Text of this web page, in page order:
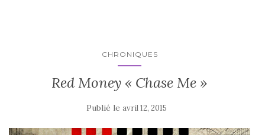
CHRONIQUES
Red Money « Chase Me »
Publié le avril 12, 2015